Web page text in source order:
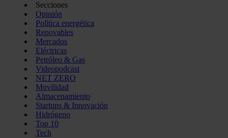
Secciones
Opinión
Política energética
Renovables
Mercados
Eléctricas
Petróleo & Gas
Videopodcast
NET ZERO
Movilidad
Almacenamiento
Startups & Innovación
Hidrógeno
Top 10
Tech